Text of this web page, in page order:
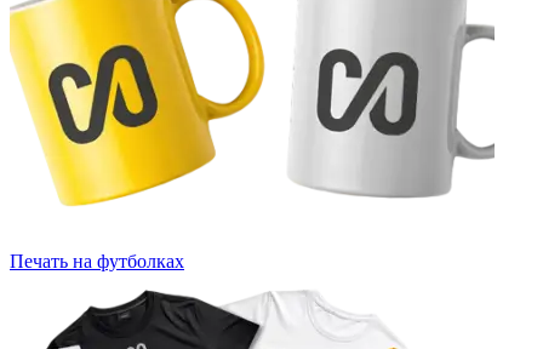
Печать на футболках